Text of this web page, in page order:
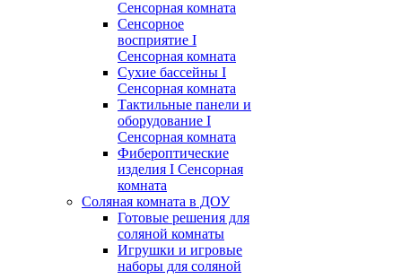
Сенсорная комната
Сенсорное
восприятие I
Сенсорная комната
Сухие бассейны I
Сенсорная комната
Тактильные панели и
оборудование I
Сенсорная комната
Фибероптические
изделия I Сенсорная
комната
Соляная комната в ДОУ
Готовые решения для
соляной комнаты
Игрушки и игровые
наборы для соляной